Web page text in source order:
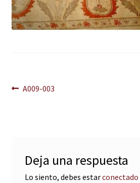
Navegación
Anterior:
A009-003
Deja una respuesta
Lo siento, debes estarconectado